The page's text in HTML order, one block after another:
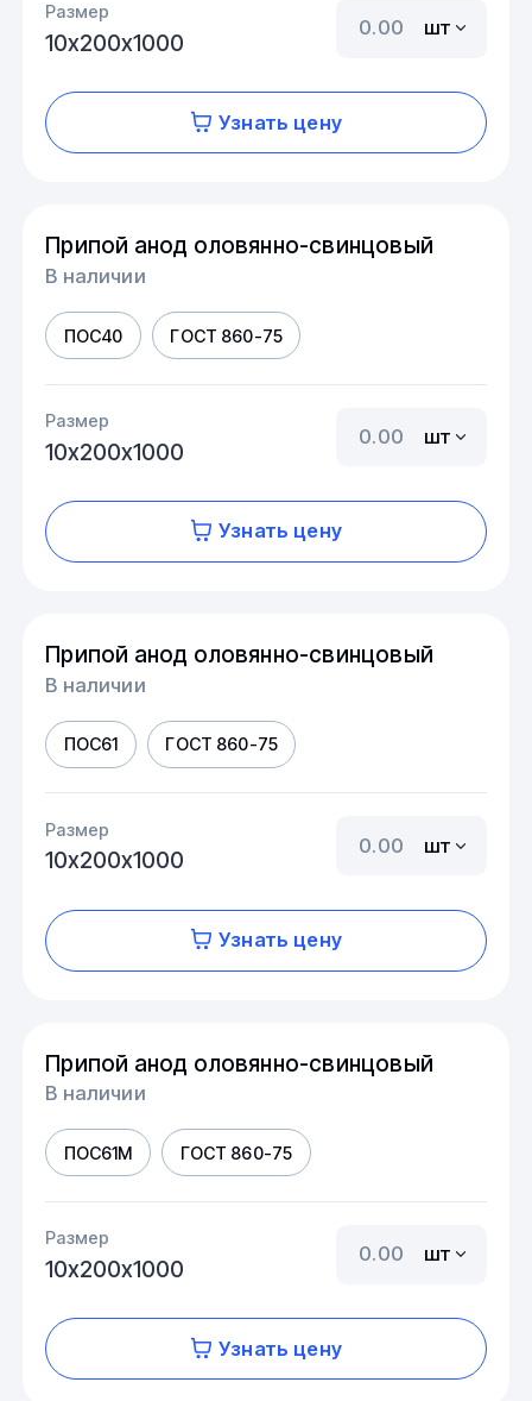
Размер
10х200х1000
шт
Узнать цену
Припой анод оловянно-свинцовый
В наличии
ПОС40 ГОСТ 860-75
Размер
10х200х1000
шт
Узнать цену
Припой анод оловянно-свинцовый
В наличии
ПОС61 ГОСТ 860-75
Размер
10х200х1000
шт
Узнать цену
Припой анод оловянно-свинцовый
В наличии
ПОС61М ГОСТ 860-75
Размер
10х200х1000
шт
Узнать цену